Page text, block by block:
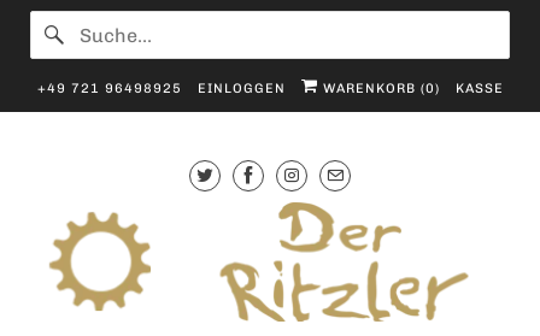
+49 721 96498925 EINLOGGEN WARENKORB (0) KASSE